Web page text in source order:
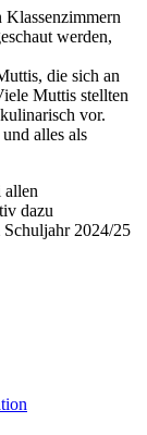
werden,
die sich an
Muttis stellten
vor.
alles als
allen
dazu
Schuljahr 2024/25